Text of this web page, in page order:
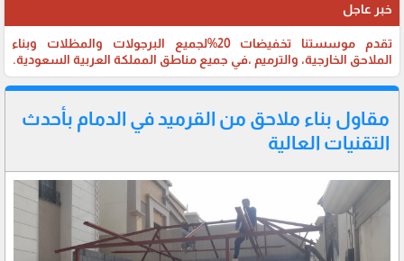
خبر عاجل
تقدم موسستنا تخفيضات 20%لجميع البرجولات والمظلات وبناء
الملاحق الخارجية، والترميم ،في جميع مناطق المملكة العربية السعودية.
مقاول بناء ملاحق من القرميد في الدمام بأحدث
التقنيات العالية